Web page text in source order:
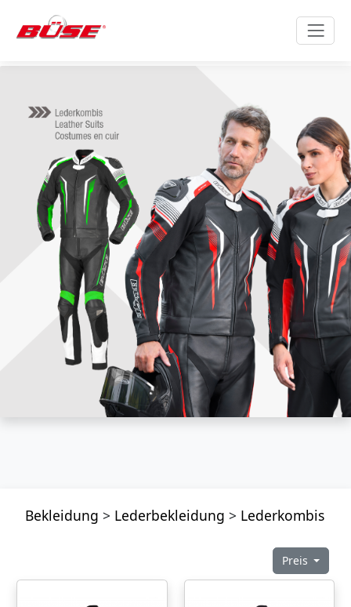
Bekleidung > Lederbekleidung > Lederkombis
Preis